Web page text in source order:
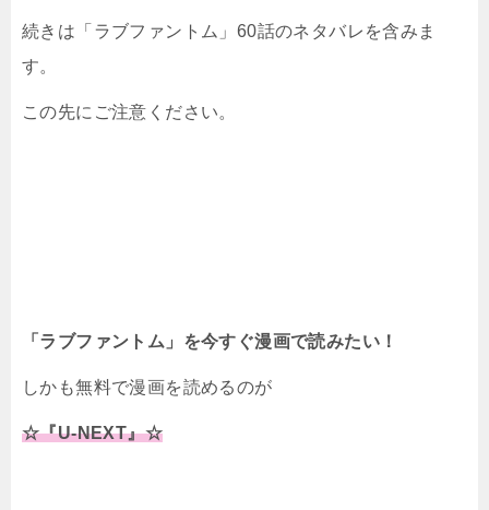
続きは「ラブファントム」60話のネタバレを含みま
す。
この先にご注意ください。
「ラブファントム」を今すぐ漫画で読みたい！
しかも無料で漫画を読めるのが
☆『U-NEXT』☆